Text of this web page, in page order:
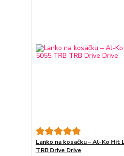
Lanko na kosačku – Al-Ko Hit
TRB Drive Drive